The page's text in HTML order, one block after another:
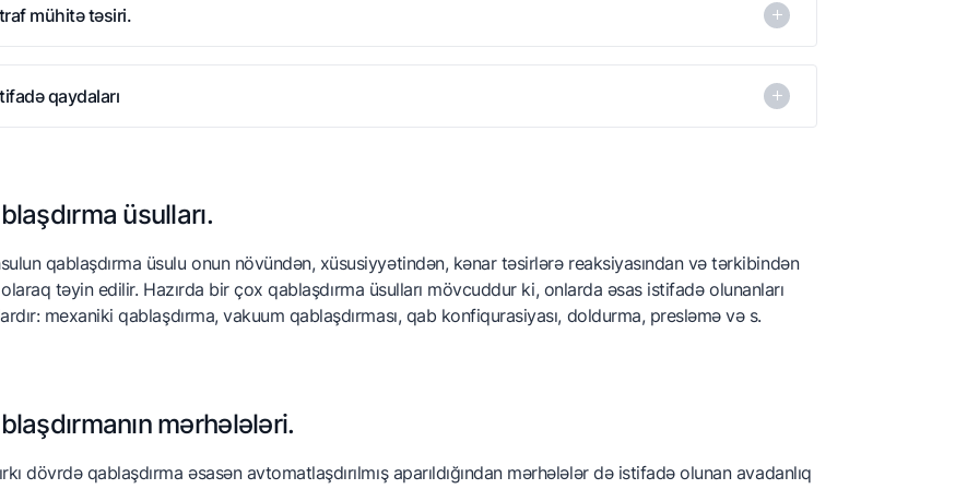
məhsulla birbaşa təmasda olur (məsələn, çay paketi).
mühitə təsiri.
məhsulla birbaşa təmasda olur (məsələn, çay paketi).
qaydaları
üsulları.
qablaşdırma üsulu onun növündən, xüsusiyyətindən, kənar təsirlərə reaksiyasından və tərkibindən
olaraq təyin edilir. Hazırda bir çox qablaşdırma üsulları mövcuddur ki, onlarda əsas istifadə olunanları
mexaniki qablaşdırma, vakuum qablaşdırması, qab konfiqurasiyası, doldurma, presləmə və s.
mərhələləri.
dövrdə qablaşdırma əsasən avtomatlaşdırılmış aparıldığından mərhələlər də istifadə olunan avadanlıq